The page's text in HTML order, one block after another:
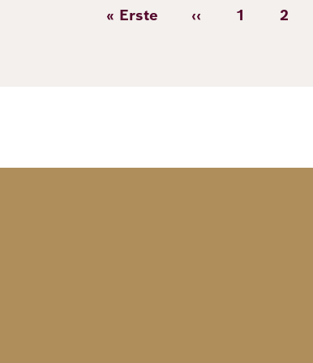
Erste
« Erste
Vorherige
‹‹ Seite
1 Seite
2